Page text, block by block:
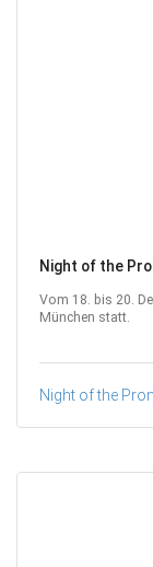
Night of the
Vom 18. bis 20.
München statt.
Night of the